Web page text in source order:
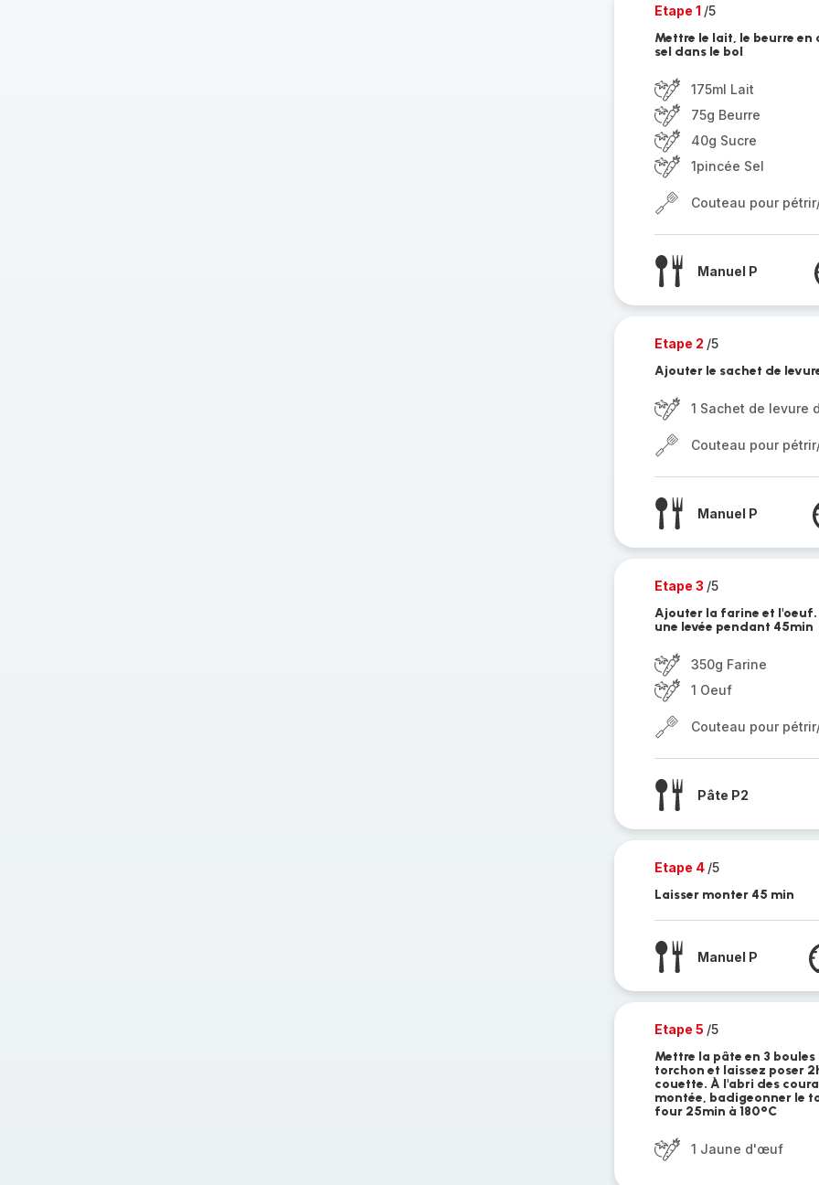
Etape 1 /5
Mettre le lait, le beurre
sel dans le bol
175ml Lait
75g Beurre
40g Sucre
1pincée Sel
Couteau pour
Manuel P
Etape 2 /5
Ajouter le sachet de
1 Sachet de levure
Couteau pour
Manuel P
Etape 3 /5
Ajouter la farine et l'oeuf.
une levée pendant 45min
350g Farine
1 Oeuf
Couteau pour
Pâte P2
Etape 4 /5
Laisser monter 45 min
Manuel P
Etape 5 /5
Mettre la pâte en 3
torchon et laissez poser
couette. À l'abri des
montée, badigeonner le
four 25min à 180°C
1 Jaune d'œuf